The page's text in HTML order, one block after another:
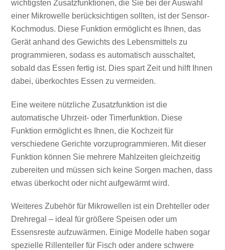
wichtigsten Zusatzfunktionen, die Sie bei der Auswahl
einer Mikrowelle berücksichtigen sollten, ist der Sensor-
Kochmodus. Diese Funktion ermöglicht es Ihnen, das
Gerät anhand des Gewichts des Lebensmittels zu
programmieren, sodass es automatisch ausschaltet,
sobald das Essen fertig ist. Dies spart Zeit und hilft Ihnen
dabei, überkochtes Essen zu vermeiden.
Eine weitere nützliche Zusatzfunktion ist die
automatische Uhrzeit- oder Timerfunktion. Diese
Funktion ermöglicht es Ihnen, die Kochzeit für
verschiedene Gerichte vorzuprogrammieren. Mit dieser
Funktion können Sie mehrere Mahlzeiten gleichzeitig
zubereiten und müssen sich keine Sorgen machen, dass
etwas überkocht oder nicht aufgewärmt wird.
Weiteres Zubehör für Mikrowellen ist ein Drehteller oder
Drehregal – ideal für größere Speisen oder um
Essensreste aufzuwärmen. Einige Modelle haben sogar
spezielle Rillenteller für Fisch oder andere schwere